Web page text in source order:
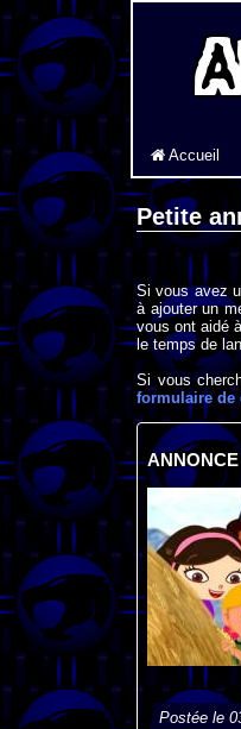
Accueil
Petite
Si vous avez
à ajouter un
vous ont aidé
le temps de
Si vous
formulaire de
Postée le